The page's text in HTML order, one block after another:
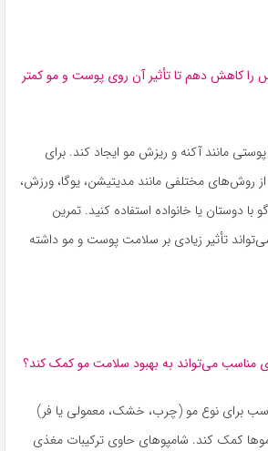
را کاهش دهم تا تأثیر آن روی پوست و مو کمتر
مانند آکنه و ریزش مو ایجاد کند. برای
روش‌های مختلفی مانند مدیتیشن، یوگا، ورزش،
دوستان یا خانواده استفاده کنید. تمرین
تأثیر زیادی بر سلامت پوست و مو داشته
برای نوع مو (چرب، خشک، معمولی یا فر)
کمک کند. شامپوهای حاوی ترکیبات مغذی